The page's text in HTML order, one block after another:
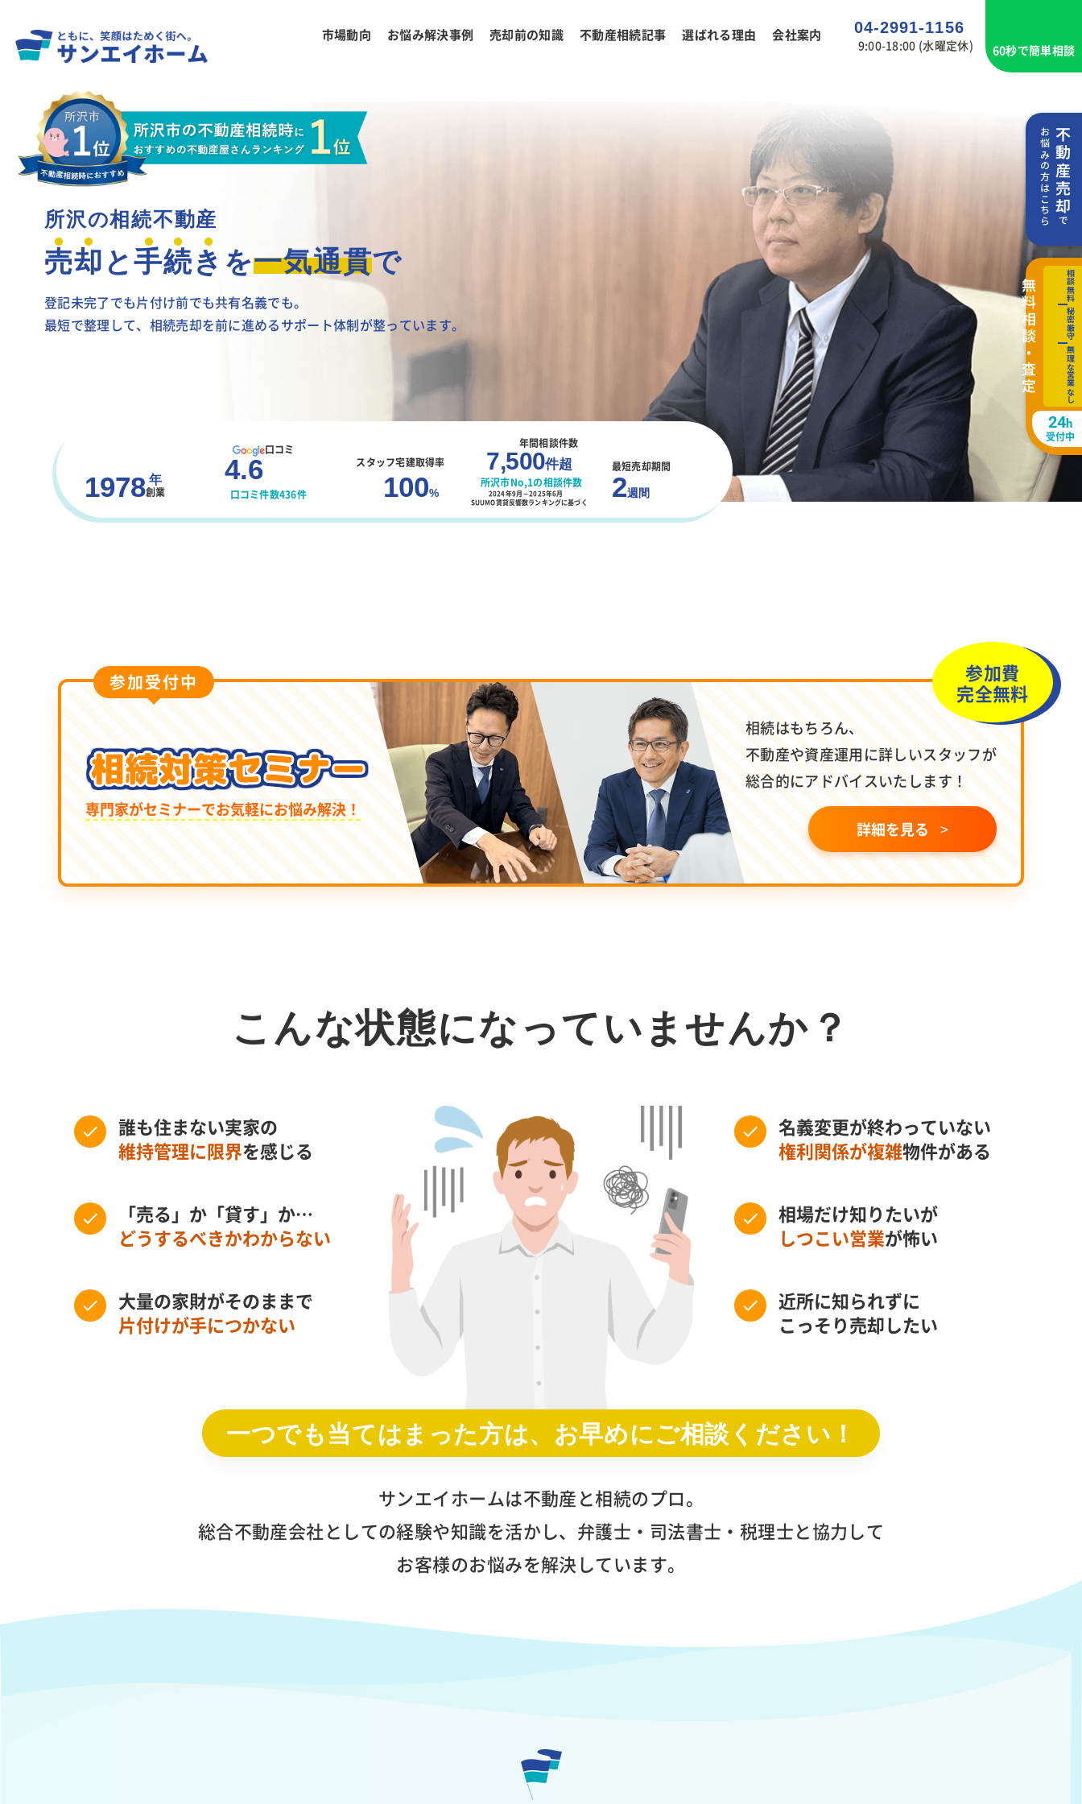
市場動向 お悩み解決事例 売却前の知識 不動産相続記事 選ばれる理由 会社案内 04-2991-1156
9:00-18:00 (水曜定休) 60秒で簡単相談
お悩みの方はこちら不動産売却
で
無料相談・査定
相談無料
秘密厳守
無理な営業なし
24h
受付中
所沢の相続不動産
売却 と手続き を一気通貫で
登記未完了でも片付け前でも共有名義でも。
最短で整理して、相続売却を前に進めるサポート体制が整っています。
1978 年
創業
口コミ
4.6
口コミ件数436件
スタッフ宅建取得率
100%
年間相談件数
7,500件超
所沢市No,1の相談件数
2024年9月～2025年6月
SUUMO賃貸反響数ランキングに基づく
最短売却期間
2週間
参加費
完全無料
参加受付中
専門家がセミナーでお気軽にお悩み解決！
相続はもちろん、
不動産や資産運用に詳しいスタッフが
総合的にアドバイスいたします！
詳細を見る
こんな状態になっていませんか？
誰も住まない実家の
維持管理に限界を感じる
「売る」か「貸す」か…
どうするべきかわからない
大量の家財がそのままで
片付けが手につかない
名義変更が終わっていない
権利関係が複雑物件がある
相場だけ知りたいが
しつこい営業が怖い
近所に知られずに
こっそり売却したい
一つでも当てはまった方は、 お早めにご相談ください！
サンエイホームは不動産と相続のプロ。
総合不動産会社としての経験や知識を活かし、 弁護士・司法書士・税理士と協力して
お客様のお悩みを解決しています。